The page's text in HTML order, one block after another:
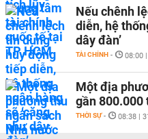
Nếu chênh
diễn, hệ
dây đàn’
TÀI CHÍNH - 08:00
Một địa
gần 800.000
THỜI SỰ - 08:38 |